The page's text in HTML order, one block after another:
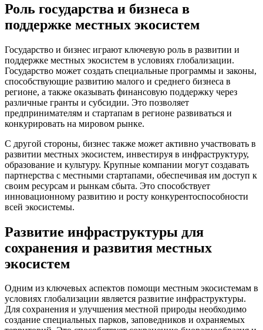
Роль государства и бизнеса в
поддержке местных экосистем
Государство и бизнес играют ключевую роль в развитии и
поддержке местных экосистем в условиях глобализации.
Государство может создать специальные программы и законы,
способствующие развитию малого и среднего бизнеса в
регионе, а также оказывать финансовую поддержку через
различные гранты и субсидии. Это позволяет
предпринимателям и стартапам в регионе развиваться и
конкурировать на мировом рынке.
С другой стороны, бизнес также может активно участвовать в
развитии местных экосистем, инвестируя в инфраструктуру,
образование и культуру. Крупные компании могут создавать
партнерства с местными стартапами, обеспечивая им доступ к
своим ресурсам и рынкам сбыта. Это способствует
инновационному развитию и росту конкурентоспособности
всей экосистемы.
Развитие инфраструктуры для
сохранения и развития местных
экосистем
Одним из ключевых аспектов помощи местным экосистемам в
условиях глобализации является развитие инфраструктуры.
Для сохранения и улучшения местной природы необходимо
создание специальных парков, заповедников и охраняемых